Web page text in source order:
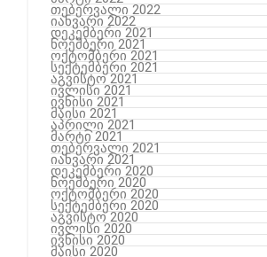
თებერვალი 2022
იანვარი 2022
დეკემბერი 2021
ნოემბერი 2021
ოქტომბერი 2021
სექტემბერი 2021
აგვისტო 2021
ივლისი 2021
ივნისი 2021
მაისი 2021
აპრილი 2021
მარტი 2021
თებერვალი 2021
იანვარი 2021
დეკემბერი 2020
ნოემბერი 2020
ოქტომბერი 2020
სექტემბერი 2020
აგვისტო 2020
ივლისი 2020
ივნისი 2020
მაისი 2020